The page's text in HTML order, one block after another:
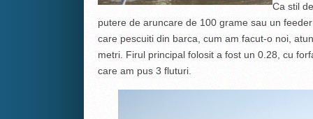
Ca stil
putere de aruncare de 100 grame sau un
care pescuiti din barca, cum am facut-o noi,
metri. Firul principal folosit a fost un 0.28, cu
care am pus 3 fluturi.